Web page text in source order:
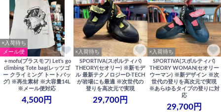
×入荷待ち
メール便
＋mofu(プラスモフ) Let's go
climbing Tote bag(レッツゴ
ー クライミング トートバッ
グ) ※再生素材 ※大容量14L
※メール便対応
4,500円
×入荷待ち
SPORTIVA(スポルティバ)
THEORY(セオリー) ※新モデ
ル 最新テクノロジーD-TECH
が岩場にも最適 ※次世代の
登りを高次元で実現
29,700円
×入荷待ち
SPORTIVA(スポルティバ)
THEORY WOMAN(セオリー
ウーマン) ※新デザイン ※次
世代の登りを高次元で実現
※あらゆるタイプの登りに対
応
29,700円